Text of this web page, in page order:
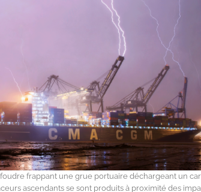
frappant une grue portuaire déchargeant un
ascendants se sont produits à proximité des